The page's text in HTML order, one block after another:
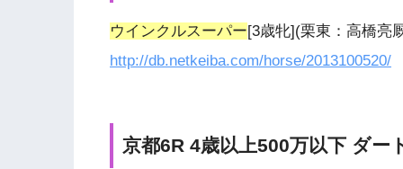
ウインクルスーパー[3歳牝](栗東：高橋亮
http://db.netkeiba.com/horse/2013100520/
京都6R 4歳以上500万以下 ダー